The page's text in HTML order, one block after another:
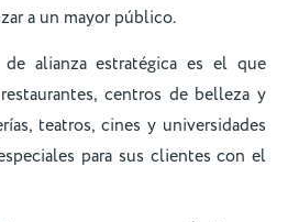
a un mayor público.
alianza estratégica es el que
centros de belleza y
teatros, cines y universidades
para sus clientes con el